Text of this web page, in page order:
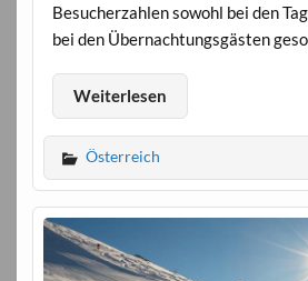
Besucherzahlen sowohl bei den
bei den Übernachtungsgästen
Weiterlesen
Österreich